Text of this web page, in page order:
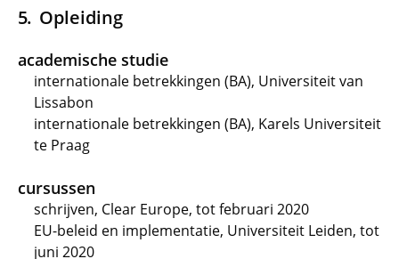
Opleiding
academische studie
internationale betrekkingen (BA), Universiteit van
Lissabon
internationale betrekkingen (BA), Karels Universiteit
te Praag
cursussen
schrijven, Clear Europe, tot februari 2020
EU-beleid en implementatie, Universiteit Leiden, tot
juni 2020